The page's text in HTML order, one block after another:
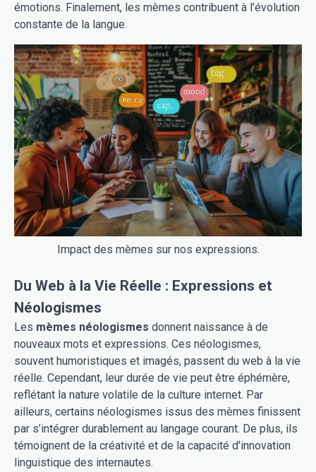
émotions. Finalement, les mèmes contribuent à l'évolution
constante de la langue.
Impact des mèmes sur nos expressions.
Du Web à la Vie Réelle : Expressions et
Néologismes
Les mèmes néologismes donnent naissance à de
nouveaux mots et expressions. Ces néologismes,
souvent humoristiques et imagés, passent du web à la vie
réelle. Cependant, leur durée de vie peut être éphémère,
reflétant la nature volatile de la culture internet. Par
ailleurs, certains néologismes issus des mèmes finissent
par s’intégrer durablement au langage courant. De plus, ils
témoignent de la créativité et de la capacité d'innovation
linguistique des internautes.